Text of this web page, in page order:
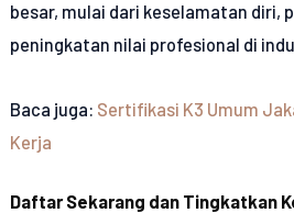
besar, mulai dari keselamatan diri,
peningkatan nilai profesional di
Baca juga: Sertifikasi K3 Umum
Kerja
Daftar Sekarang dan Tingkatkan